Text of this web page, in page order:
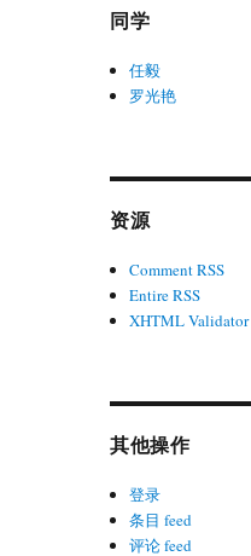
同学
任毅
罗光艳
资源
Comment RSS
Entire RSS
XHTML Validator
其他操作
登录
条目 feed
评论 feed